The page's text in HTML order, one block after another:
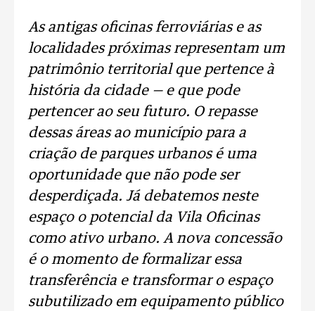
As antigas oficinas ferroviárias e as
localidades próximas representam um
patrimônio territorial que pertence à
história da cidade — e que pode
pertencer ao seu futuro. O repasse
dessas áreas ao município para a
criação de parques urbanos é uma
oportunidade que não pode ser
desperdiçada. Já debatemos neste
espaço o potencial da Vila Oficinas
como ativo urbano. A nova concessão
é o momento de formalizar essa
transferência e transformar o espaço
subutilizado em equipamento público